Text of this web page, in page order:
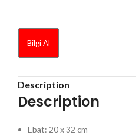
Bilgi Al
Description
Description
Ebat: 20 x 32 cm